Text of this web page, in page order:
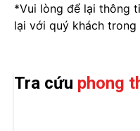
*Vui lòng để lại thông
lại với quý khách
Tra cứu phong